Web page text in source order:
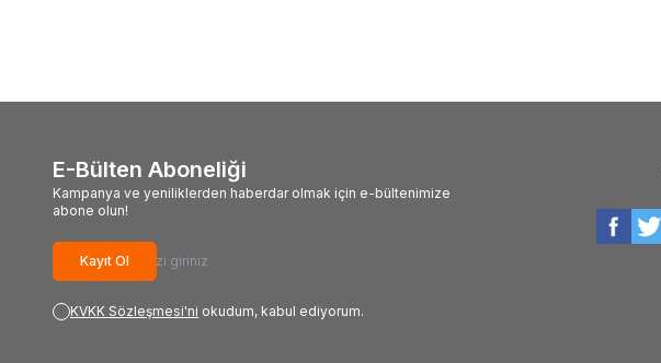
E-Bülten Aboneliği
Kampanya ve yeniliklerden haberdar olmak için e-bültenimize
abone olun!
Kayıt Ol
KVKK Sözleşmesi'ni okudum, kabul ediyorum.